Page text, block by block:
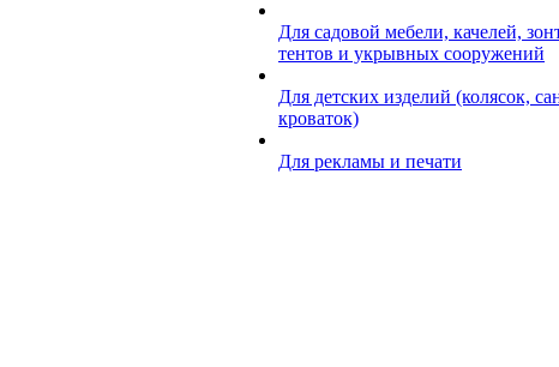
Для садовой мебели, качелей,
тентов и укрывных сооружений
Для детских изделий (колясок,
кроваток)
Для рекламы и печати